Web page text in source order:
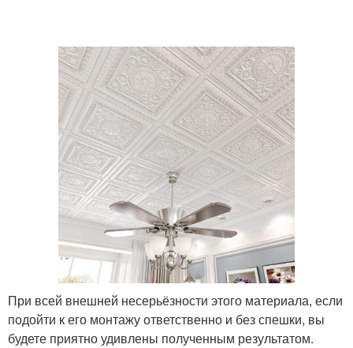
При всей внешней несерьёзности этого материала, если
подойти к его монтажу ответственно и без спешки, вы
будете приятно удивлены полученным результатом.